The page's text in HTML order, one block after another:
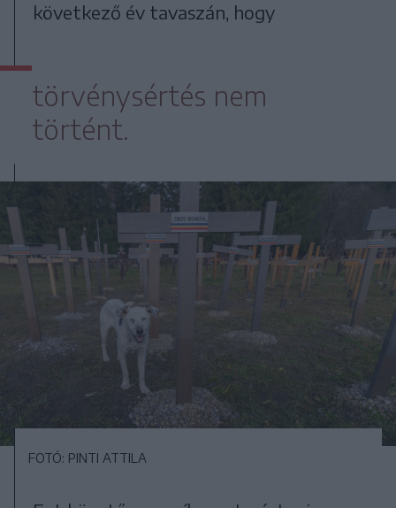
következő év tavaszán, hogy
törvénysértés nem
történt.
FOTÓ: PINTI ATTILA